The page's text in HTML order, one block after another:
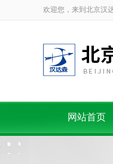
欢迎您，来到北京汉
网站首页